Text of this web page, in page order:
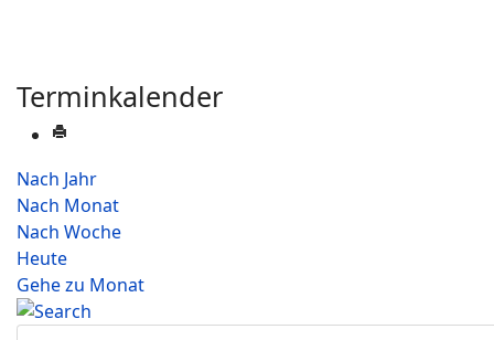
Terminkalender
Nach Jahr
Nach Monat
Nach Woche
Heute
Gehe zu Monat